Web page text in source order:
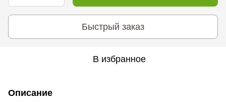
Быстрый заказ
В избранное
Описание